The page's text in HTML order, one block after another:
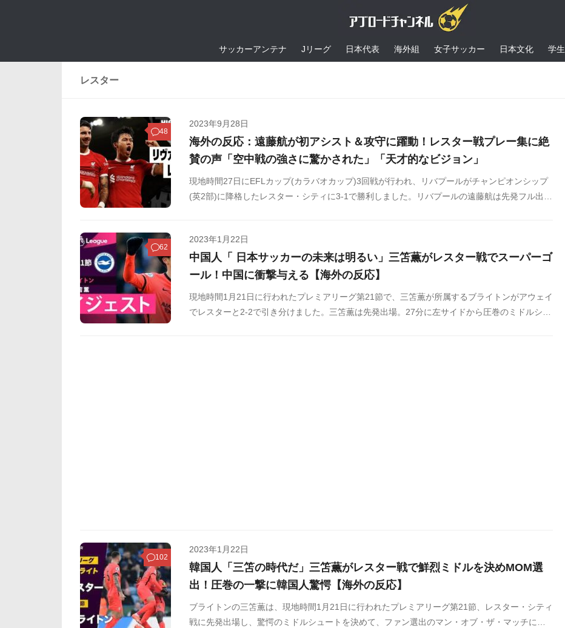
サッカーアンテナ Jリーグ 日本代表 海外組 女子サッカー 日本文化 学生
レスター
48
2023年9月28日
海外の反応：遠藤航が初アシスト＆攻守に躍動！レスター戦プレー集に絶
賛の声「空中戦の強さに驚かされた」「天才的なビジョン」
現地時間27日にEFLカップ(カラバオカップ)3回戦が行われ、リバプールがチャンピオンシップ
(英2部)に降格したレスター・シティに3-1で勝利しました。リバプールの遠藤航は先発フル出
62
2023年1月22日
中国人「 日本サッカーの未来は明るい」三笘薫がレスター戦でスーパーゴ
ール！中国に衝撃与える【海外の反応】
現地時間1月21日に行われたプレミアリーグ第21節で、三笘薫が所属するブライトンがアウェイ
でレスターと2-2で引き分けました。三笘薫は先発出場。27分に左サイドから圧巻のミドルシュ
102
2023年1月22日
韓国人「三笘の時代だ」三笘薫がレスター戦で鮮烈ミドルを決めMOM選
出！圧巻の一撃に韓国人驚愕【海外の反応】
ブライトンの三笘薫は、現地時間1月21日に行われたプレミアリーグ第21節、レスター・シティ
戦に先発出場し、驚愕のミドルシュートを決めて、ファン選出のマン・オブ・ザ・マッチに輝